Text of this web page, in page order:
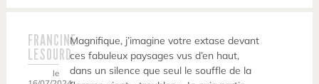
FRANCINE
LESOURD
le
Magnifique, j’imagine votre extase devant
ces fabuleux paysages vus d’en haut,
dans un silence que seul le souffle de la